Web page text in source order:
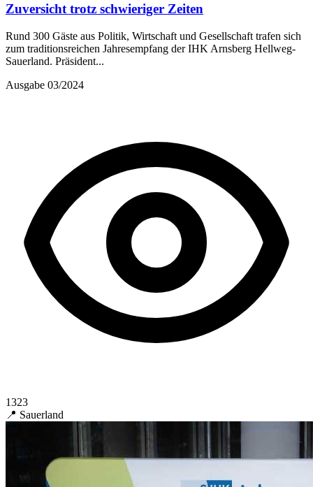
Zuversicht trotz schwieriger Zeiten
Rund 300 Gäste aus Politik, Wirtschaft und Gesellschaft trafen sich
zum traditionsreichen Jahresempfang der IHK Arnsberg Hellweg-
Sauerland. Präsident...
Ausgabe 03/2024
1323
📍 Sauerland